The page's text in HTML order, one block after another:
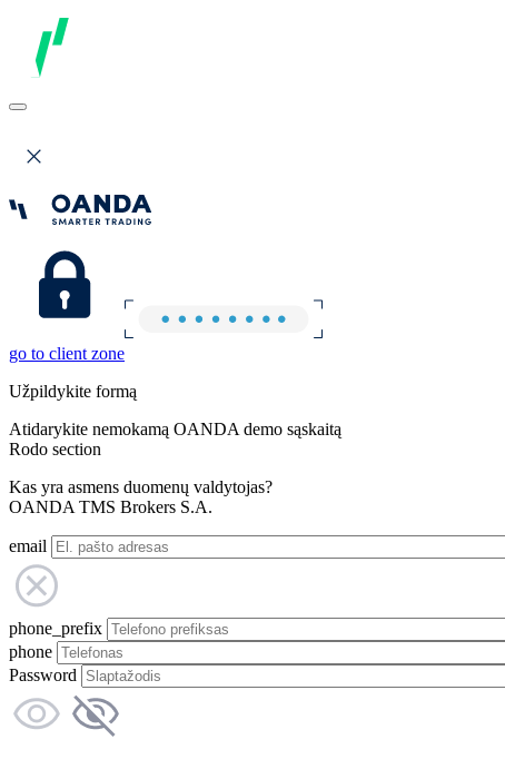
go to client zone
Užpildykite formą
Atidarykite nemokamą OANDA demo sąskaitą
Rodo section
Kas yra asmens duomenų valdytojas?
OANDA TMS Brokers S.A.
email
phone_prefix
phone
Password